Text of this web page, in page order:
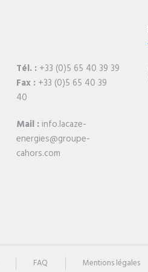
Tél. : +33 (0)5 65 40 39 39
Fax : +33 (0)5 65 40 39
40
Mail : info.lacaze-
energies@groupe-
cahors.com
FAQ Mentions légales